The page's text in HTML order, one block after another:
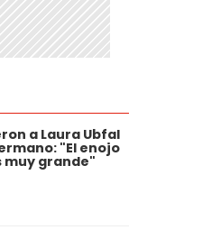
a Laura Ubfal
"El enojo
muy grande"